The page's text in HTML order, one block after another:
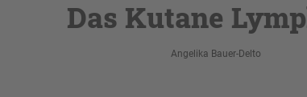
Das Kutane
Angelika Bauer-Delto